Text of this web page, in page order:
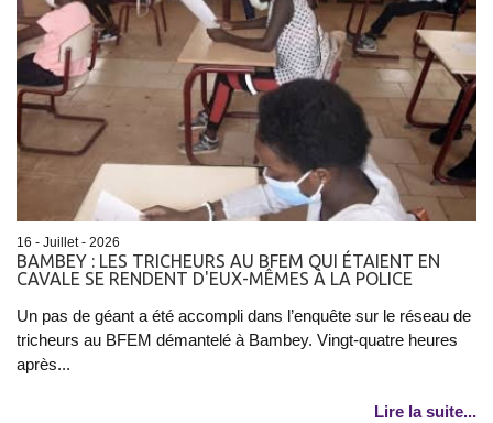
16 - Juillet - 2026
BAMBEY : LES TRICHEURS AU BFEM QUI ÉTAIENT EN
CAVALE SE RENDENT D'EUX-MÊMES À LA POLICE
Un pas de géant a été accompli dans l’enquête sur le réseau de
tricheurs au BFEM démantelé à Bambey. Vingt-quatre heures
après...
Lire la suite...